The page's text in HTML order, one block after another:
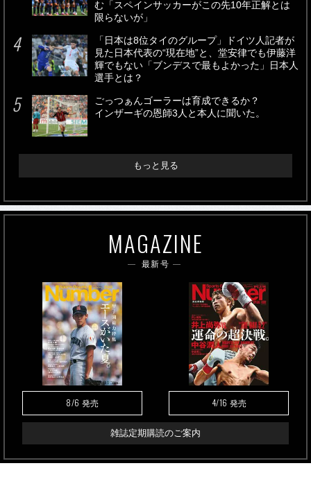
む「スペインサッカーがこの先10年正解とは
限らないが」
「日本は8位タイのグループ」ドイツ人記者が
見た日本代表の“現在地”と、堂安律でも伊藤洋
輝でもない「ブンデスで最もよかった」日本人
選手とは？
ごっつぁんゴーラーは育成できるか？
インザーギの恩師3人と本人に聞いた。
もっと見る
MAGAZINE
最新号
8/6 発売 4/16 発売
雑誌定期購読のご案内